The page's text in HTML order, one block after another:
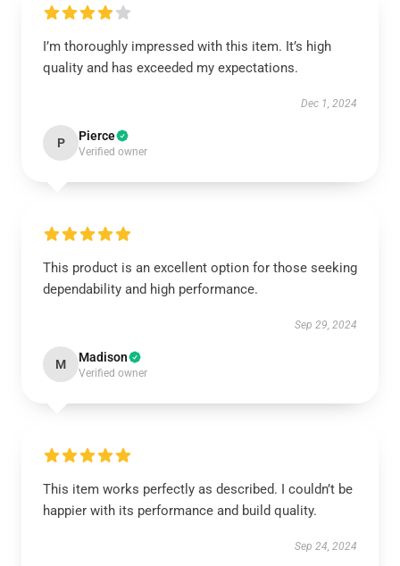
I’m thoroughly impressed with this item. It’s high
quality and has exceeded my expectations.
Dec 1, 2024
P Pierce
Verified owner
This product is an excellent option for those seeking
dependability and high performance.
Sep 29, 2024
M Madison
Verified owner
This item works perfectly as described. I couldn’t be
happier with its performance and build quality.
Sep 24, 2024